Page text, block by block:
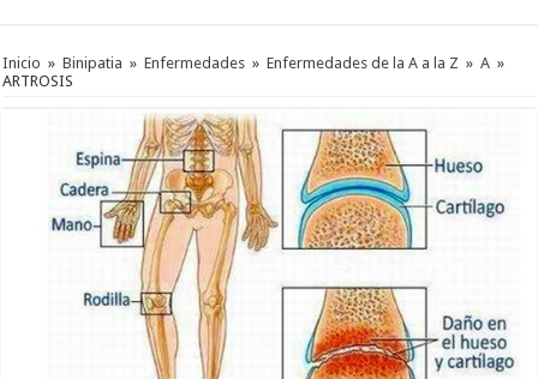
Inicio » Binipatia » Enfermedades » Enfermedades de la A a la Z » A »
ARTROSIS